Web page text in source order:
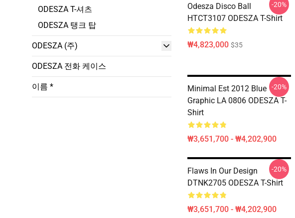
ODESZA T-셔츠
ODESZA 탱크 탑
ODESZA (주)
ODESZA 전화 케이스
이름 *
Odesza Disco Ball
HTCT3107 ODESZA T-Shirt
₩4,823,000 $35
-20%
Minimal Est 2012 Blue
Graphic LA 0806 ODESZA T-
Shirt
₩3,651,700 - ₩4,202,900
-20%
Flaws In Our Design
DTNK2705 ODESZA T-Shirt
₩3,651,700 - ₩4,202,900
-20%